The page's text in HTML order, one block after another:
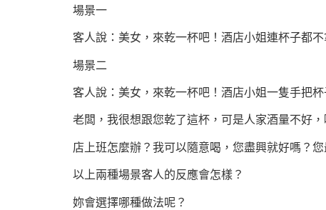
場景一
客人說：美女，來乾一杯吧！酒店小姐連杯子都
場景二
客人說：美女，來乾一杯吧！酒店小姐一隻手把
老闆，我很想跟您乾了這杯，可是人家酒量不好
店上班怎麼辦？我可以隨意喝，您盡興就好嗎？
以上兩種場景客人的反應會怎樣？
妳會選擇哪種做法呢？